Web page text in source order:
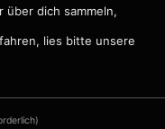
Mailinglisten. Für
über dich sammeln,
lies bitte unsere